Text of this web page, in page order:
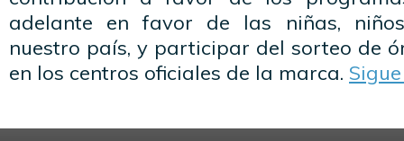
adelante en favor de las niñas,
nuestro país, y participar del sorteo de
en los centros oficiales de la marca.